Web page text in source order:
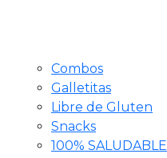
Combos
Galletitas
Libre de Gluten
Snacks
100% SALUDABLE